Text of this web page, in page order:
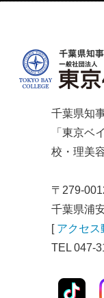
千葉県知
「東京ベ
校・理美
〒279-
千葉県浦
[ アクセス
TEL 047-